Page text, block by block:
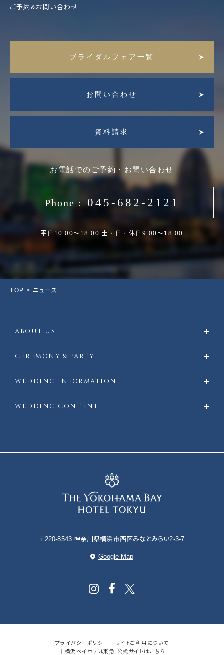
ご予約&お問い合わせ
ブライダルフェア一覧
お問い合わせ
資料請求
お電話でのご予約・お問い合わせ
Phone : 045-682-2121
平日10:00〜18:00 土・日・休日9:00～18:00
TOP > ニュース
ABOUT US
WEDDING INFORMATION
CEREMONY & PARTY
WEDDING CONTENT
〒220-8543 神奈川県横浜市西区みなとみらい2-3-7
Google Map
プライバシーポリシー
サイトご利用について
横浜ベイホテル東急 公式サイトはこちら